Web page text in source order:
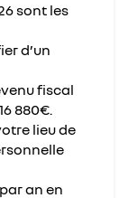
sont les
d’un
fiscal
880€.
lieu de
an en